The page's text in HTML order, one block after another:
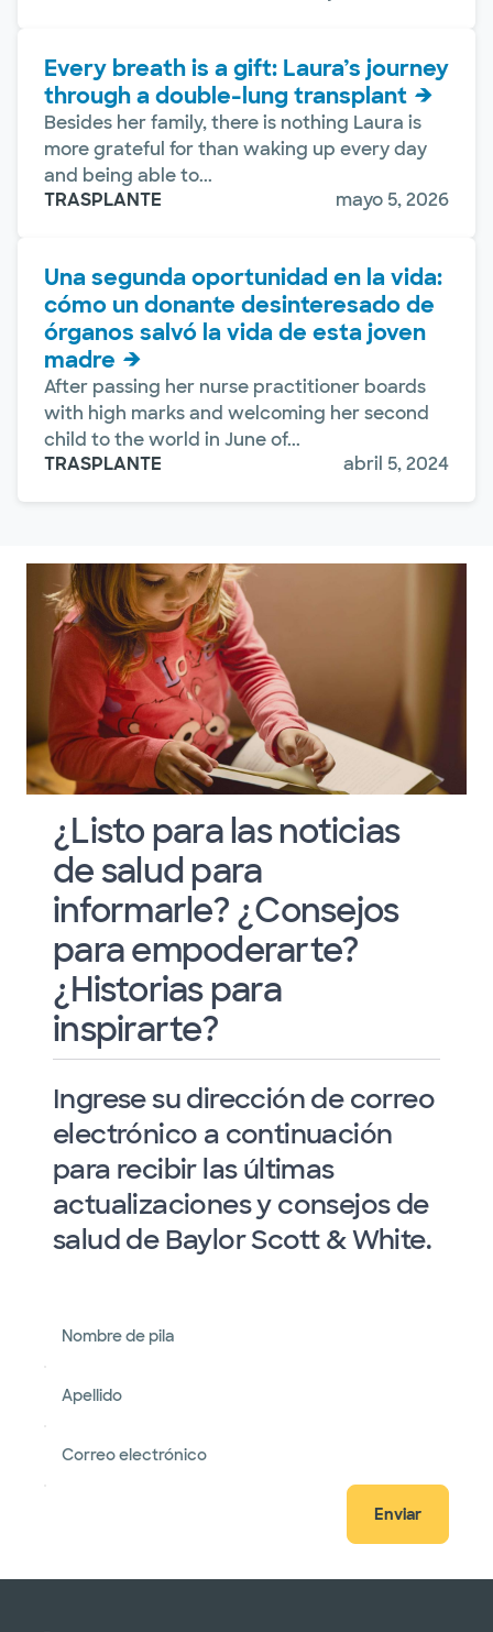
Every breath is a gift: Laura’s journey
through a double-lung transplant
Besides her family, there is nothing Laura is
more grateful for than waking up every day
and being able to...
TRASPLANTE
mayo 5, 2026
Una segunda oportunidad en la vida:
cómo un donante desinteresado de
órganos salvó la vida de esta joven
madre
After passing her nurse practitioner boards
with high marks and welcoming her second
child to the world in June of...
TRASPLANTE
abril 5, 2024
¿Listo para las noticias
de salud para
informarle? ¿Consejos
para empoderarte?
¿Historias para
inspirarte?
Ingrese su dirección de correo
electrónico a continuación
para recibir las últimas
actualizaciones y consejos de
salud de Baylor Scott & White.
Nombre de pila
Apellido
Correo electrónico
Enviar